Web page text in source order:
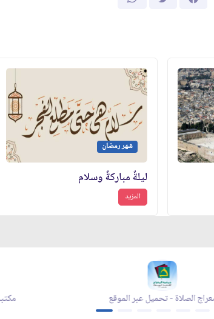
شهر رمضان
ليلةٌ مباركةٌ وسلام
المزيد
بقية الله - تحميل عبر الموقع